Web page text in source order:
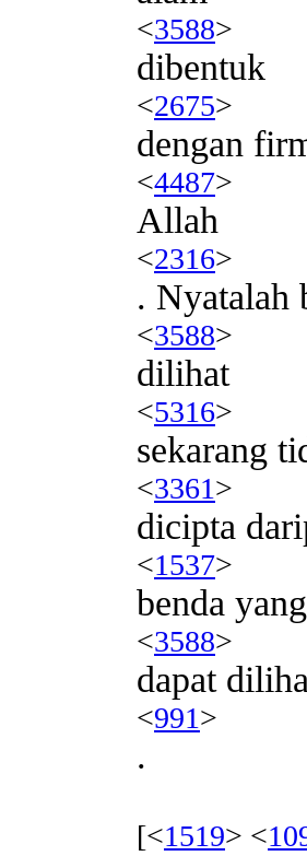
<3588>
dibentuk
<2675>
dengan
<4487>
Allah
<2316>
. Nyatalah
<3588>
dilihat
<5316>
sekarang
<3361>
dicipta
<1537>
benda yang
<3588>
dapat
<991>
.
[<1519> <